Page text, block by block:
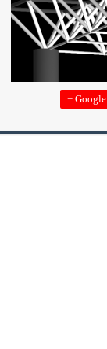
Google +